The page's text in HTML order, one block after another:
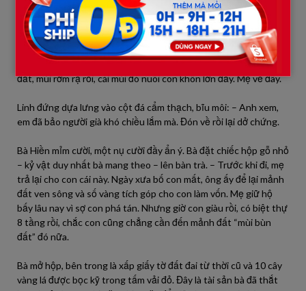
Bà Hiền nhìn con trai, ánh mắt bà không còn sự nhu mì của một
người mẹ quê nữa, mà là sự cương quyết của một người phụ nữ
đã đi qua gần hết đời người. – Tuấn này, biệt thự 8 tầng của con
cao thật, nhưng nó thiếu cái hiên nhà để mẹ nhìn ra sông, và
quan trọng nhất là nó thiếu “mùi người”. Mẹ quen sống với mùi
đất, mùi rơm rạ rồi, cái mùi đó nuôi con khôn lớn đấy. Mẹ về đây.
Linh đứng dựa lưng vào cột đá cẩm thạch, bĩu môi: – Anh xem,
em đã bảo người già khó chiều lắm mà. Đón về rồi lại dở chứng.
Bà Hiền mỉm cười, một nụ cười đầy ẩn ý. Bà đặt chiếc hộp gỗ nhỏ
– kỷ vật duy nhất bà mang theo – lên bàn trà. – Trước khi đi, mẹ
trả lại cho con cái này. Ngày xưa bố con mất, ông ấy để lại mảnh
đất ven sông và số vàng tích góp cho con làm vốn. Mẹ giữ hộ
bấy lâu nay vì sợ con phá tán. Nhưng giờ con giàu rồi, có biệt thự
8 tầng rồi, chắc con cũng chẳng cần đến mảnh đất “mùi bùn
đất” đó nữa.
Bà mở hộp, bên trong là xấp giấy tờ đất đai từ thời cũ và 10 cây
vàng lá được bọc kỹ trong tấm vải đỏ. Đây là tài sản bà đã thắt